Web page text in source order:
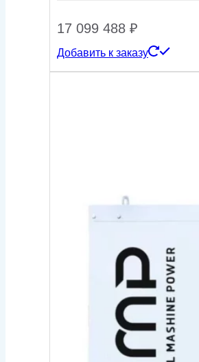
17 099 488 ₽
Добавить к заказу